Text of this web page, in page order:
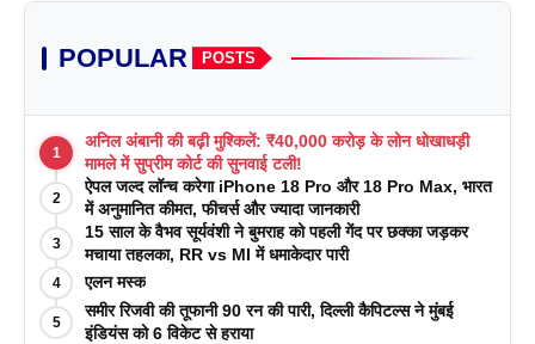
POPULAR POSTS
1
अनिल अंबानी की बढ़ी मुश्किलें: ₹40,000 करोड़ के लोन धोखाधड़ी
मामले में सुप्रीम कोर्ट की सुनवाई टली!
2
ऐपल जल्द लॉन्च करेगा iPhone 18 Pro और 18 Pro Max, भारत
में अनुमानित कीमत, फीचर्स और ज्यादा जानकारी
3
15 साल के वैभव सूर्यवंशी ने बुमराह को पहली गेंद पर छक्का जड़कर
मचाया तहलका, RR vs MI में धमाकेदार पारी
4 एलन मस्क
5
समीर रिजवी की तूफानी 90 रन की पारी, दिल्ली कैपिटल्स ने मुंबई
इंडियंस को 6 विकेट से हराया